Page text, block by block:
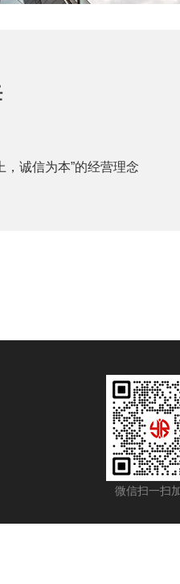
，诚信为本”的经营理念
微信扫一扫